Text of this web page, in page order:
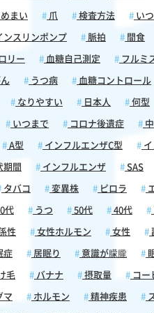
めまい 爪 検査方法 い
ンスリンポンプ 脈拍 間食
リー 血糖自己測定 フルミ
うつ病 血糖コントロール
なりやすい 日本人 何型
いつまで コロナ後遺症
A型 インフルエンザC型
期間 インフルエンザ SAS
タバコ 変異株 ピロラ
代 うつ 50代 40代
性 女性ホルモン 女性
症 居眠り 意識が朦朧
毛 バナナ 摂取量 コー
マ ホルモン 精神疾患